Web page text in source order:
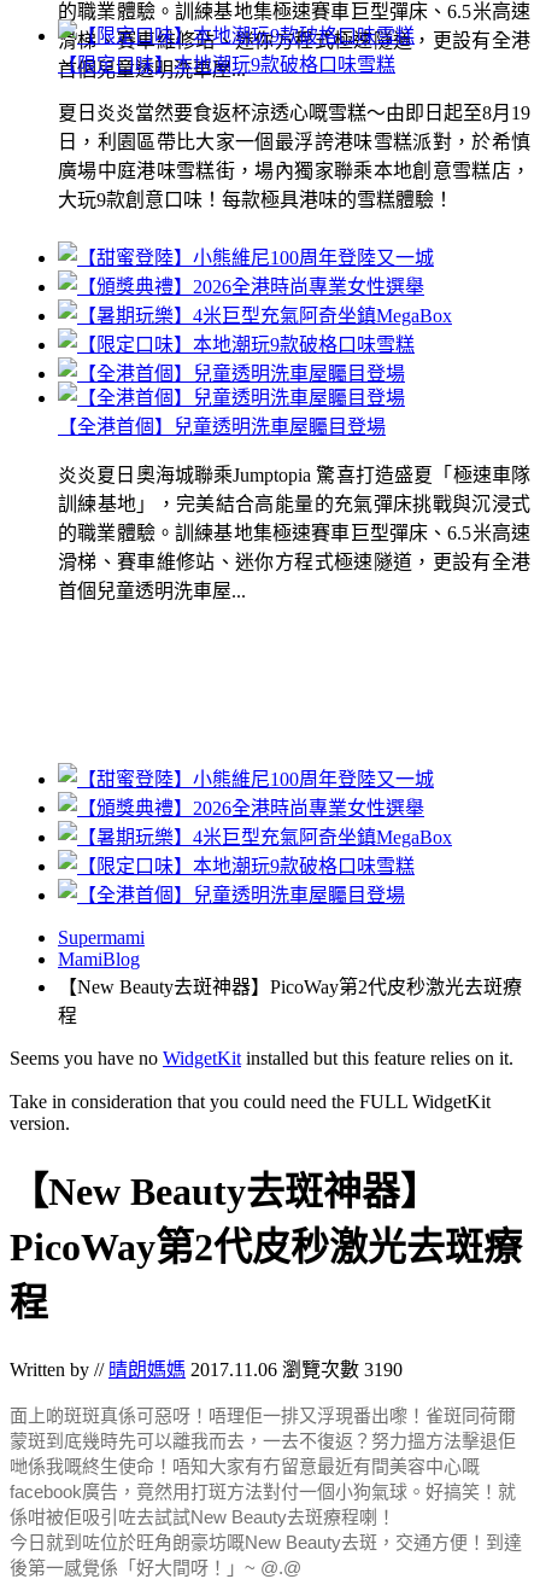
的職業體驗。訓練基地集極速賽車巨型彈床、6.5米高速
滑梯、賽車維修站、迷你方程式極速隧道，更設有全港
首個兒童透明洗車屋...
【限定口味】本地潮玩9款破格口味雪糕
夏日炎炎當然要食返杯涼透心嘅雪糕～由即日起至8月19
日，利園區帶比大家一個最浮誇港味雪糕派對，於希慎
廣場中庭港味雪糕街，場內獨家聯乘本地創意雪糕店，
大玩9款創意口味！每款極具港味的雪糕體驗！
【全港首個】兒童透明洗車屋矚目登場
炎炎夏日奧海城聯乘Jumptopia 驚喜打造盛夏「極速車隊
訓練基地」，完美結合高能量的充氣彈床挑戰與沉浸式
的職業體驗。訓練基地集極速賽車巨型彈床、6.5米高速
滑梯、賽車維修站、迷你方程式極速隧道，更設有全港
首個兒童透明洗車屋...
Supermami
MamiBlog
【New Beauty去斑神器】PicoWay第2代皮秒激光去斑療
程
Seems you have no WidgetKit installed but this feature relies on it.
Take in consideration that you could need the FULL WidgetKit
version.
【New Beauty去斑神器】
PicoWay第2代皮秒激光去斑療
程
Written by // 晴朗媽媽 2017.11.06 瀏覽次數 3190
面上啲斑斑真係可惡呀！ 唔理佢一排又浮現番出嚟！ 雀斑同荷爾
蒙斑到底幾時先可以離我而去，一去不復返？ 努力搵方法擊退佢
哋係我嘅終生使命！ 唔知大家有冇留意最近有間美容中心嘅
facebook廣告，竟然用打斑方法對付一個小狗氣球。好搞笑！ 就
係咁被佢吸引咗去試試New Beauty去斑療程喇！
今日就到咗位於旺角朗豪坊嘅New Beauty去斑，交通方便！到達
後第一感覺係「好大間呀！」~ @.@